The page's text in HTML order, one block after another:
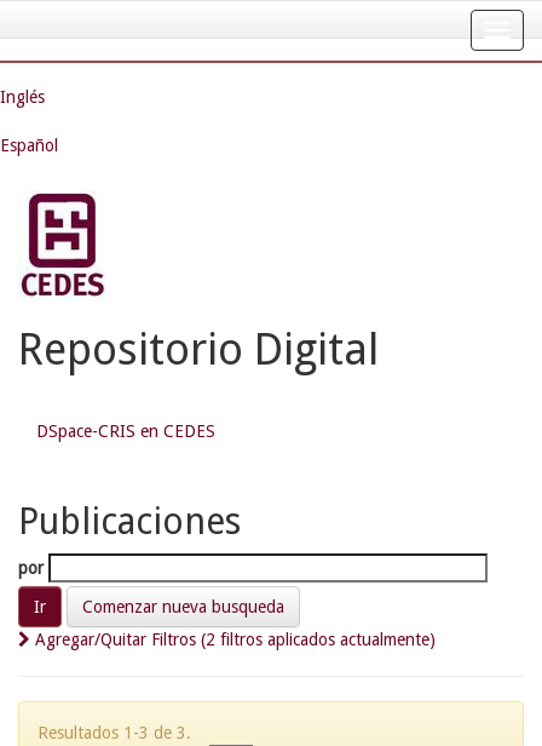
navigation
Inglés
Español
Repositorio Digital
DSpace-CRIS en CEDES
Publicaciones
por
Comenzar nueva busqueda
Agregar/Quitar Filtros (2 filtros aplicados actualmente)
Resultados 1-3 de 3.